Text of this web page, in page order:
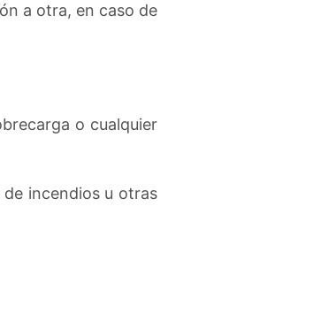
a otra, en caso de
o cualquier
incendios u otras